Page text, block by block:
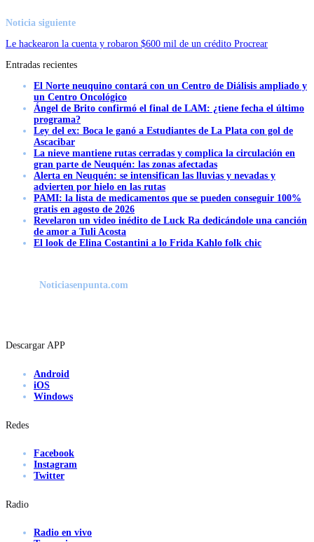
Noticia siguiente
Le hackearon la cuenta y robaron $600 mil de un crédito Procrear
Entradas recientes
El Norte neuquino contará con un Centro de Diálisis ampliado y
un Centro Oncológico
Ángel de Brito confirmó el final de LAM: ¿tiene fecha el último
programa?
Ley del ex: Boca le ganó a Estudiantes de La Plata con gol de
Ascacibar
La nieve mantiene rutas cerradas y complica la circulación en
gran parte de Neuquén: las zonas afectadas
Alerta en Neuquén: se intensifican las lluvias y nevadas y
advierten por hielo en las rutas
PAMI: la lista de medicamentos que se pueden conseguir 100%
gratis en agosto de 2026
Revelaron un video inédito de Luck Ra dedicándole una canción
de amor a Tuli Acosta
El look de Elina Costantini a lo Frida Kahlo folk chic
Noticiasenpunta.com
Descargar APP
Android
iOS
Windows
Redes
Facebook
Instagram
Twitter
Radio
Radio en vivo